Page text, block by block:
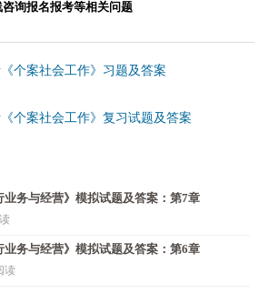
咨询报名报考等相关问题
个案社会工作》习题及答案
个案社会工作》复习试题及答案
务与经营》模拟试题及答案：第7章
务与经营》模拟试题及答案：第6章
读